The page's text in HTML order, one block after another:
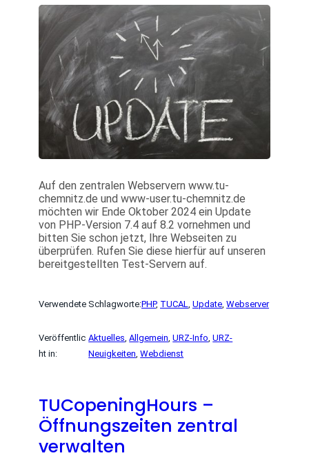
Auf den zentralen Webservern www.tu-
chemnitz.de und www-user.tu-chemnitz.de
möchten wir Ende Oktober 2024 ein Update
von PHP-Version 7.4 auf 8.2 vornehmen und
bitten Sie schon jetzt, Ihre Webseiten zu
überprüfen. Rufen Sie diese hierfür auf unseren
bereitgestellten Test-Servern auf.
Verwendete Schlagworte:PHP, TUCAL, Update, Webserver
Veröffentlic
ht in:
Aktuelles, Allgemein, URZ-Info, URZ-
Neuigkeiten, Webdienst
TUCopeningHours –
Öffnungszeiten zentral
verwalten